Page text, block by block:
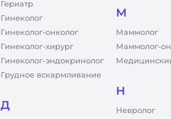
Гериатр
Гинеколог
Гинеколог-онколог
Гинеколог-хирург
Гинеколог-эндокринолог
Грудное вскармливание
Д
М
Маммолог
Маммолог-
Н
Невролог